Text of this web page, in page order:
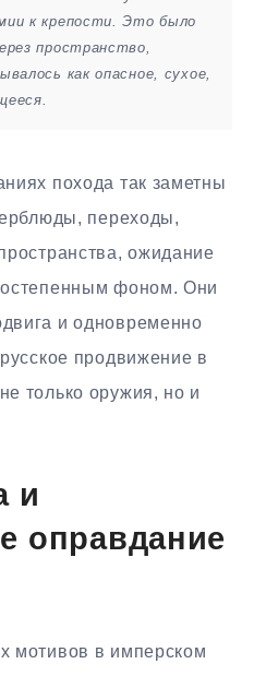
к крепости. Это было
пространство,
как опасное, сухое,
похода так заметны
переходы,
ожидание
фоном. Они
и одновременно
продвижение в
только оружия, но и
и
оправдание
мотивов в имперском